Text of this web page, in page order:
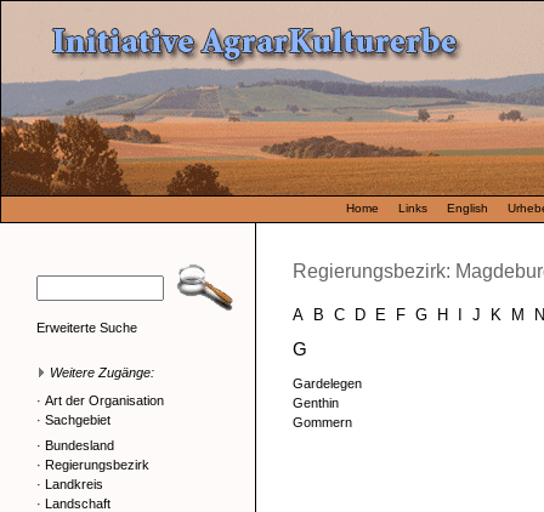
Home Links English
Erweiterte Suche
Weitere Zugänge:
· Art der Organisation
· Sachgebiet
· Bundesland
· Regierungsbezirk
· Landkreis
· Landschaft
Regierungsbezirk:
A B C D E F G H J K M N
G
Gardelegen
Genthin
Gommern